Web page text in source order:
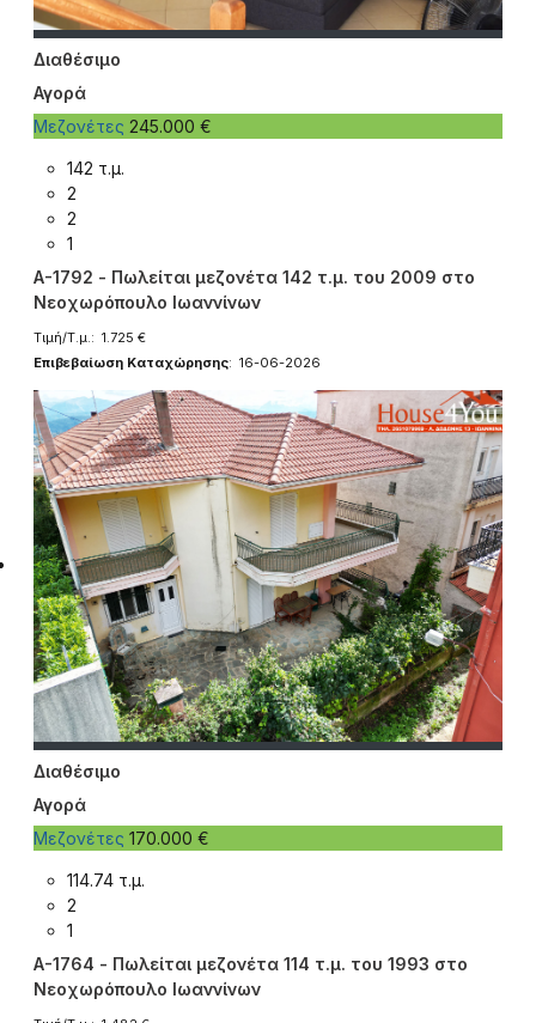
Διαθέσιμο
Αγορά
Μεζονέτες 245.000 €
142 τ.μ.
2
2
1
A-1792 - Πωλείται μεζονέτα 142 τ.μ. του 2009 στο
Νεοχωρόπουλο Ιωαννίνων
Τιμή/Τ.μ.: 1.725 €
Επιβεβαίωση Καταχώρησης: 16-06-2026
Διαθέσιμο
Αγορά
Μεζονέτες 170.000 €
114.74 τ.μ.
2
1
A-1764 - Πωλείται μεζονέτα 114 τ.μ. του 1993 στο
Νεοχωρόπουλο Ιωαννίνων